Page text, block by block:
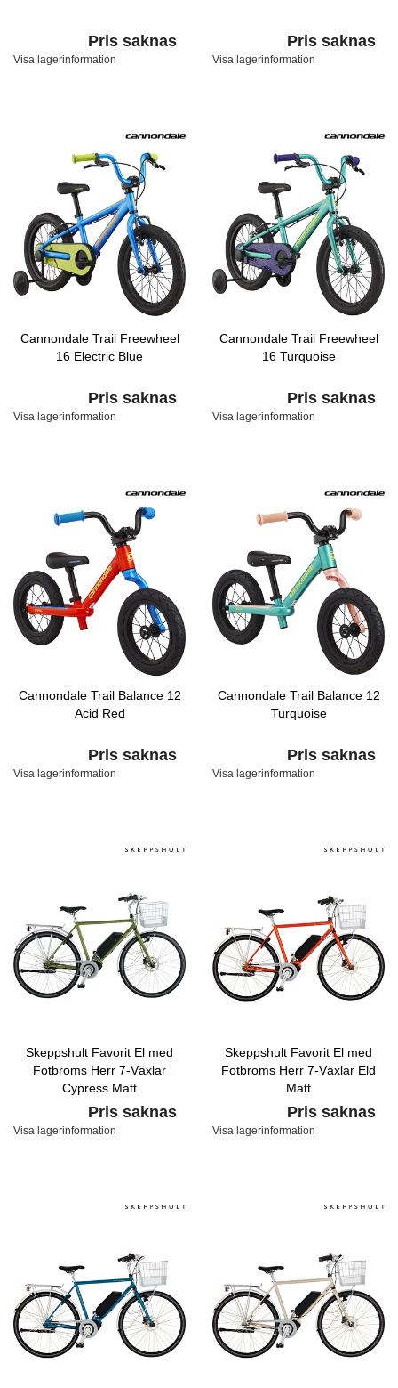
Pris saknas
Visa lagerinformation
Pris saknas
Visa lagerinformation
Cannondale Trail Freewheel
16 Electric Blue
Pris saknas
Visa lagerinformation
Cannondale Trail Freewheel
16 Turquoise
Pris saknas
Visa lagerinformation
Cannondale Trail Balance 12
Acid Red
Pris saknas
Visa lagerinformation
Cannondale Trail Balance 12
Turquoise
Pris saknas
Visa lagerinformation
Skeppshult Favorit El med
Fotbroms Herr 7-Växlar
Cypress Matt
Pris saknas
Visa lagerinformation
Skeppshult Favorit El med
Fotbroms Herr 7-Växlar Eld
Matt
Pris saknas
Visa lagerinformation